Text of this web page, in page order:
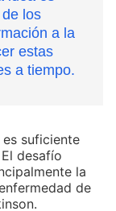
los
a la
estas
a tiempo.
suficiente
desafío
la
de